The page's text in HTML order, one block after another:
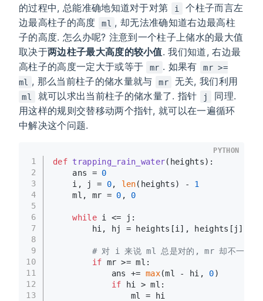
的过程中, 总能准确地知道对于对第
i
个柱子而言左
边最高柱子的高度
ml , 却无法准确知道右边最高柱
子的高度. 怎么办呢? 注意到一个柱子上储水的最大值
取决于两边柱子最大高度的较小值. 我们知道, 右边最
高柱子的高度一定大于或等于
mr . 如果有
mr >=
ml
, 那么当前柱子的储水量就与 mr 无关, 我们利用
ml 就可以求出当前柱子的储水量了. 指针 j
同理.
用这样的规则交替移动两个指针, 就可以在一遍循环
中解决这个问题.
1
2
3
4
5
6
7
8
9
10
11
12
13
def trapping_rain_water( heights):
    ans =
0
    i, j =
0, len(heights) - 1
    ml, mr =
0 , 0
while i <= j:
        hi, hj = heights[i], heights[j]
# 对 i 来说 ml 总是对的, mr 却不一定
if mr >= ml:
            ans +=
max(ml - hi, 0)
if hi > ml:
                ml = hi
PYTHON